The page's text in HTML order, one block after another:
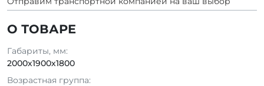
О ТОВАРЕ
Габариты, мм:
2000х1900х1800
Возрастная группа: